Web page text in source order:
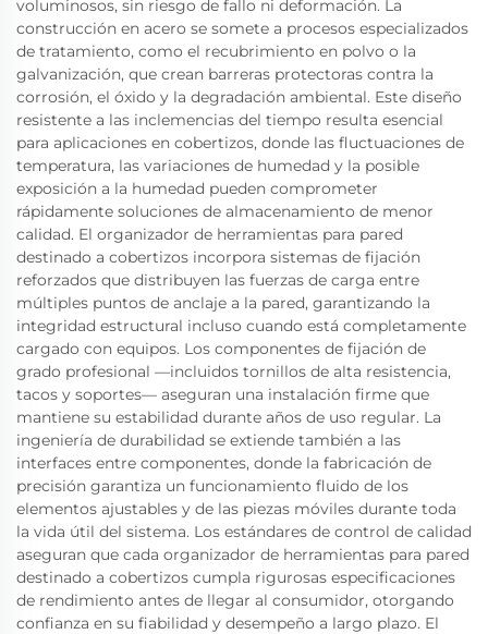
voluminosos, sin riesgo de fallo ni deformación. La
construcción en acero se somete a procesos especializados
de tratamiento, como el recubrimiento en polvo o la
galvanización, que crean barreras protectoras contra la
corrosión, el óxido y la degradación ambiental. Este diseño
resistente a las inclemencias del tiempo resulta esencial
para aplicaciones en cobertizos, donde las fluctuaciones de
temperatura, las variaciones de humedad y la posible
exposición a la humedad pueden comprometer
rápidamente soluciones de almacenamiento de menor
calidad. El organizador de herramientas para pared
destinado a cobertizos incorpora sistemas de fijación
reforzados que distribuyen las fuerzas de carga entre
múltiples puntos de anclaje a la pared, garantizando la
integridad estructural incluso cuando está completamente
cargado con equipos. Los componentes de fijación de
grado profesional —incluidos tornillos de alta resistencia,
tacos y soportes— aseguran una instalación firme que
mantiene su estabilidad durante años de uso regular. La
ingeniería de durabilidad se extiende también a las
interfaces entre componentes, donde la fabricación de
precisión garantiza un funcionamiento fluido de los
elementos ajustables y de las piezas móviles durante toda
la vida útil del sistema. Los estándares de control de calidad
aseguran que cada organizador de herramientas para pared
destinado a cobertizos cumpla rigurosas especificaciones
de rendimiento antes de llegar al consumidor, otorgando
confianza en su fiabilidad y desempeño a largo plazo. El